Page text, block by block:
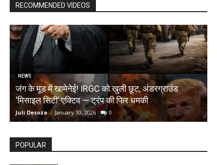
RECOMMENDED VIDEOS
NEWS
जंग के मूड में खामेनेई! IRGC को खुली छूट, अंडरग्राउंड
‘मिसाइल सिटी’ एक्टिव — ट्रंप की फिर धमकी
Juli Desoza - January 10, 2026 0
POPULAR